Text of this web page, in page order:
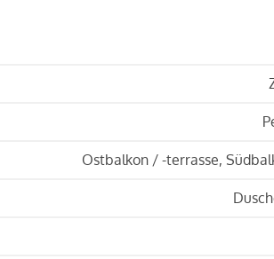
Ostbalkon / -terrasse,